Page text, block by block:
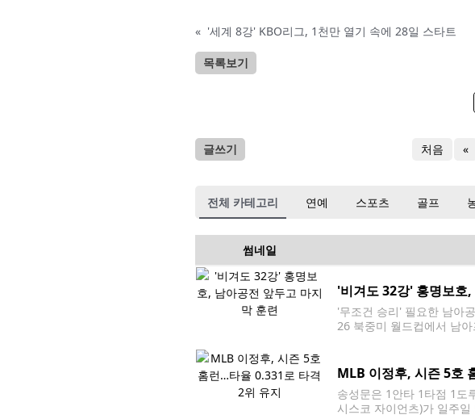
« '세계 8강' KBO리그, 1천만 열기 속에 28일 스타트
목록보기
글쓰기 처음 «
전체 카테고리 연예 스포츠 골프
썸네일
'비겨도 32강' 홍명보호
'무조건 승리' 필요한 남아
26 북중미 월드컵에서 남
MLB 이정후, 시즌 5호
송성문은 1안타 1타점 1도
시스코 자이언츠)가 일주